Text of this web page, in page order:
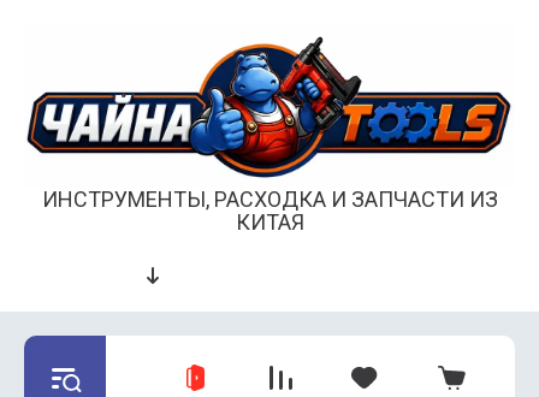
ИНСТРУМЕНТЫ, РАСХОДКА И ЗАПЧАСТИ ИЗ
КИТАЯ